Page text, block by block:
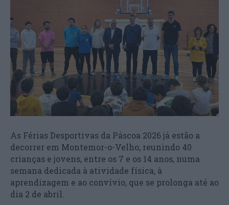
As Férias Desportivas da Páscoa 2026 já estão a
decorrer em Montemor-o-Velho, reunindo 40
crianças e jovens, entre os 7 e os 14 anos, numa
semana dedicada à atividade física, à
aprendizagem e ao convívio, que se prolonga até ao
dia 2 de abril.